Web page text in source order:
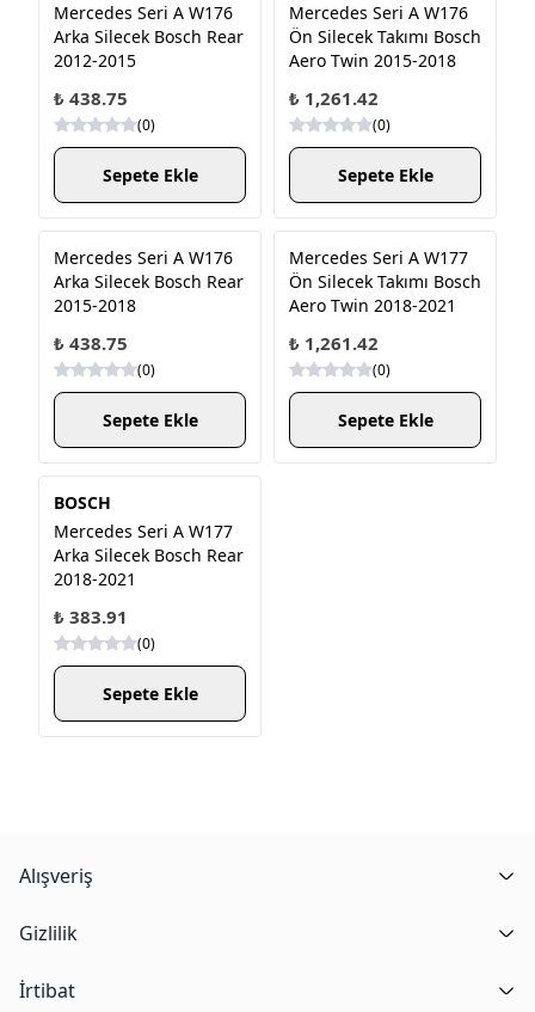
Mercedes Seri A W176
Arka Silecek Bosch Rear
2012-2015
₺ 438.75
(0)
Sepete Ekle
Mercedes Seri A W176
Ön Silecek Takımı Bosch
Aero Twin 2015-2018
₺ 1,261.42
(0)
Sepete Ekle
Mercedes Seri A W176
Arka Silecek Bosch Rear
2015-2018
₺ 438.75
(0)
Sepete Ekle
Mercedes Seri A W177
Ön Silecek Takımı Bosch
Aero Twin 2018-2021
₺ 1,261.42
(0)
Sepete Ekle
BOSCH
Mercedes Seri A W177
Arka Silecek Bosch Rear
2018-2021
₺ 383.91
(0)
Sepete Ekle
Alışveriş
Gizlilik
İrtibat